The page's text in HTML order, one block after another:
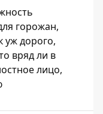
горожан,
уж дорого,
вряд ли в
лицо,